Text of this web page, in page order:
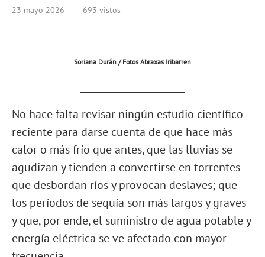
23 mayo 2026 693 vistos
Soriana Durán / Fotos Abraxas Iribarren
No hace falta revisar ningún estudio científico
reciente para darse cuenta de que hace más
calor o más frío que antes, que las lluvias se
agudizan y tienden a convertirse en torrentes
que desbordan ríos y provocan deslaves; que
los períodos de sequía son más largos y graves
y que, por ende, el suministro de agua potable y
energía eléctrica se ve afectado con mayor